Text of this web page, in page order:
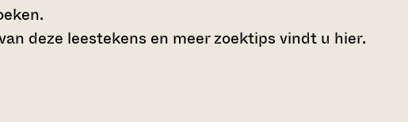
deze leestekens en meer zoektips vindt u hier.